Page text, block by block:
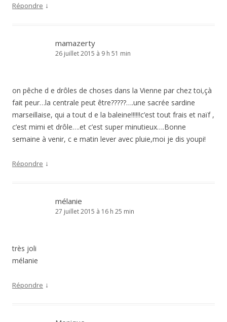
Répondre ↓
mamazerty
26 juillet 2015 à 9 h 51 min
on pêche d e drôles de choses dans la Vienne par chez toi,çà
fait peur…la centrale peut être?????….une sacrée sardine
marseillaise, qui a tout d e la baleine!!!!!!c’est tout frais et naïf ,
c’est mimi et drôle….et c’est super minutieux….Bonne
semaine à venir, c e matin lever avec pluie,moi je dis youpi!
Répondre ↓
mélanie
27 juillet 2015 à 16 h 25 min
très joli
mélanie
Répondre ↓